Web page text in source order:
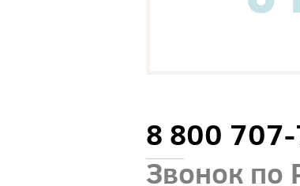
8 800
Звонок по